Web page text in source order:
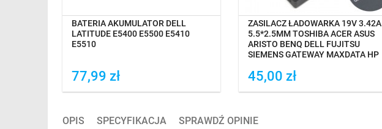
BATERIA AKUMULATOR DELL
LATITUDE E5400 E5500 E5410
E5510
77,99 zł
Dodaj do porówania
ZASILACZ ŁADOWARKA 19V 3.42A
5.5*2.5MM TOSHIBA ACER ASUS
ARISTO BENQ DELL FUJITSU
SIEMENS GATEWAY MAXDATA HP
45,00 zł
Dodaj do porówania
OPIS SPECYFIKACJA SPRAWDŹ OPINIE